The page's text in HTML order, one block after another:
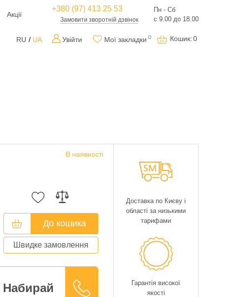
Акції
+380 (97) 413 25 53
Замовити зворотній дзвінок
Пн - Сб
с 9.00 до 18.00
RU UA Увійти Мої закладки 0 Кошик: 0
В наявності
До кошика
Швидке замовлення
Набирай
Доставка по Києву і
області за низькими
тарифами
Гарантія високої
якості